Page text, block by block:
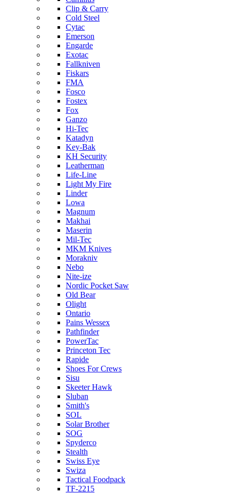
Clip & Carry
Cold Steel
Cytac
Emerson
Engarde
Exotac
Fallkniven
Fiskars
FMA
Fosco
Fostex
Fox
Ganzo
Hi-Tec
Katadyn
Key-Bak
KH Security
Leatherman
Life-Line
Light My Fire
Linder
Lowa
Magnum
Makhai
Maserin
Mil-Tec
MKM Knives
Morakniv
Nebo
Nite-ize
Nordic Pocket Saw
Old Bear
Olight
Ontario
Pains Wessex
Pathfinder
PowerTac
Princeton Tec
Rapide
Shoes For Crews
Sisu
Skeeter Hawk
Sluban
Smith's
SOL
Solar Brother
SOG
Spyderco
Stealth
Swiss Eye
Swiza
Tactical Foodpack
TF-2215